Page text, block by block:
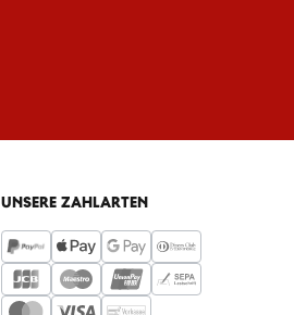
UNSERE ZAHLARTEN